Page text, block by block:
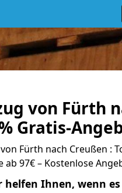
von Fürth
Gratis-
Fürth nach Creußen :
ab 97€ – Kostenlose
helfen Ihnen, wenn